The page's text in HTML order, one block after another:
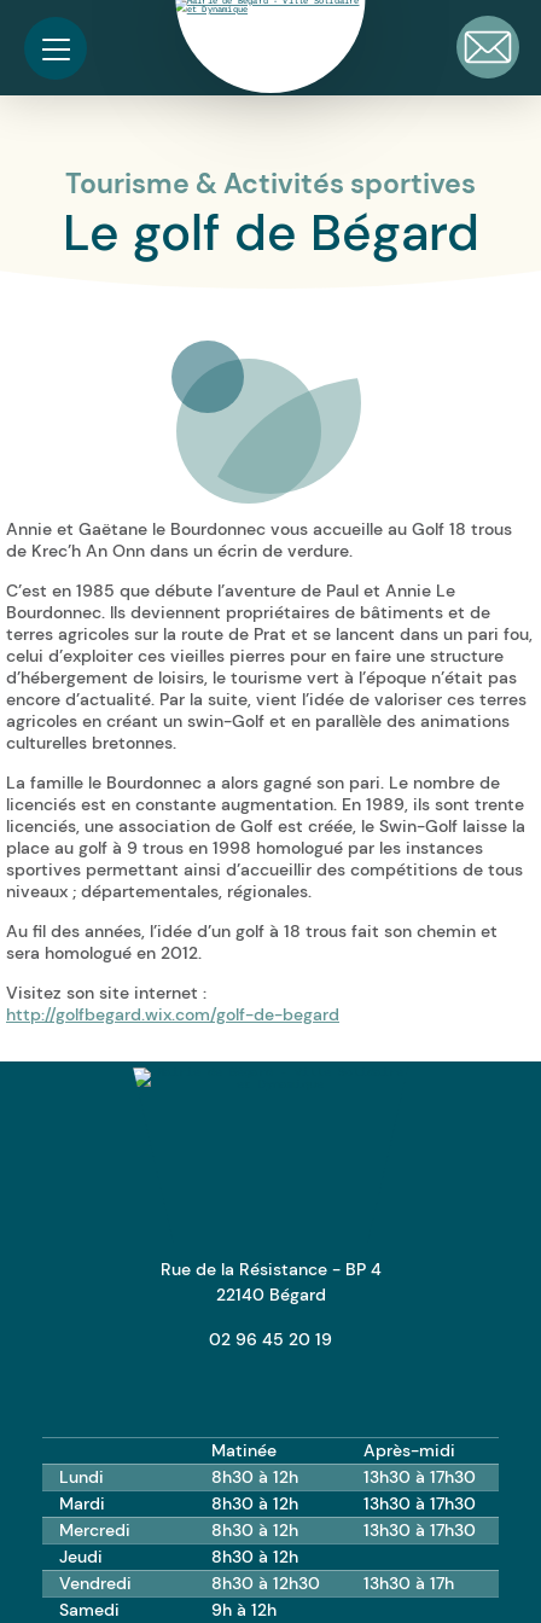
Tourisme & Activités sportives
Le golf de Bégard
Annie et Gaëtane le Bourdonnec vous accueille au Golf 18 trous
de Krec’h An Onn dans un écrin de verdure.
C’est en 1985 que débute l’aventure de Paul et Annie Le
Bourdonnec. Ils deviennent propriétaires de bâtiments et de
terres agricoles sur la route de Prat et se lancent dans un pari fou,
celui d’exploiter ces vieilles pierres pour en faire une structure
d’hébergement de loisirs, le tourisme vert à l’époque n’était pas
encore d’actualité. Par la suite, vient l’idée de valoriser ces terres
agricoles en créant un swin-Golf et en parallèle des animations
culturelles bretonnes.
La famille le Bourdonnec a alors gagné son pari. Le nombre de
licenciés est en constante augmentation. En 1989, ils sont trente
licenciés, une association de Golf est créée, le Swin-Golf laisse la
place au golf à 9 trous en 1998 homologué par les instances
sportives permettant ainsi d’accueillir des compétitions de tous
niveaux ; départementales, régionales.
Au fil des années, l’idée d’un golf à 18 trous fait son chemin et
sera homologué en 2012.
Visitez son site internet :
http://golfbegard.wix.com/golf-de-begard
Rue de la Résistance - BP 4
22140 Bégard
02 96 45 20 19
Matinée
Après-midi
Lundi
8h30 à 12h
13h30 à 17h30
Mardi
8h30 à 12h
13h30 à 17h30
Mercredi
8h30 à 12h
13h30 à 17h30
Jeudi
8h30 à 12h
Vendredi
8h30 à 12h30
13h30 à 17h
Samedi
9h à 12h